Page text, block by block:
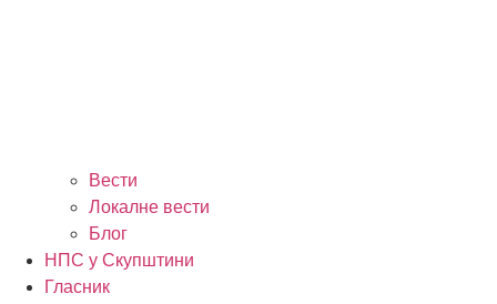
Вести
Локалне вести
Блог
НПС у Скупштини
Гласник